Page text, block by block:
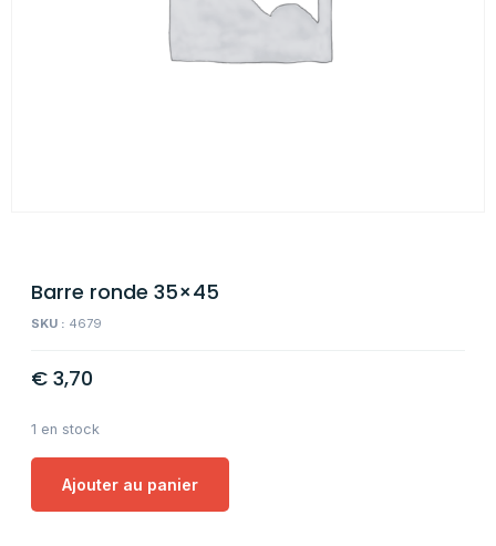
Barre ronde 35×45
SKU : 4679
€ 3,70
1 en stock
Ajouter au panier